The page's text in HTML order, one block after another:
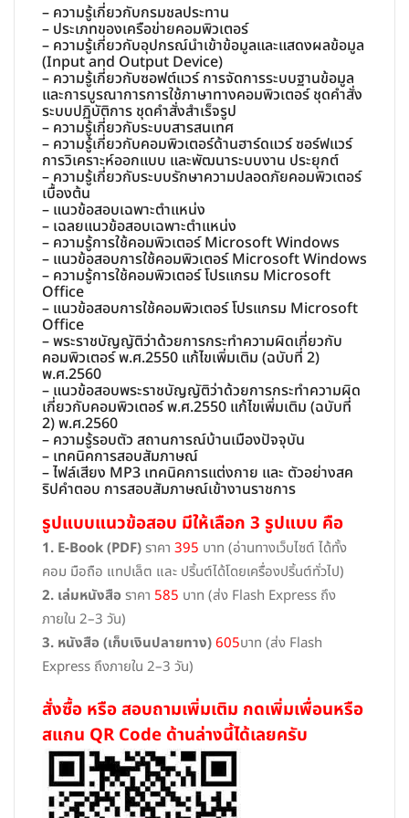
– ความรู้เกี่ยวกับกรมชลประทาน
– ประเภทของเครือข่ายคอมพิวเตอร์
– ความรู้เกี่ยวกับอุปกรณ์นำเข้าข้อมูลและแสดงผลข้อมูล
(Input and Output Device)
– ความรู้เกี่ยวกับซอฟต์แวร์ การจัดการระบบฐานข้อมูล
และการบูรณาการการใช้ภาษาทางคอมพิวเตอร์ ชุดคำสั่ง
ระบบปฏิบัติการ ชุดคำสั่งสำเร็จรูป
– ความรู้เกี่ยวกับระบบสารสนเทศ
– ความรู้เกี่ยวกับคอมพิวเตอร์ด้านฮาร์ดแวร์ ซอร์ฟแวร์
การวิเคราะห์ออกแบบ และพัฒนาระบบงาน ประยุกต์
– ความรู้เกี่ยวกับระบบรักษาความปลอดภัยคอมพิวเตอร์
เบื้องต้น
– แนวข้อสอบเฉพาะตำแหน่ง
– เฉลยแนวข้อสอบเฉพาะตำแหน่ง
– ความรู้การใช้คอมพิวเตอร์ Microsoft Windows
– แนวข้อสอบการใช้คอมพิวเตอร์ Microsoft Windows
– ความรู้การใช้คอมพิวเตอร์ โปรแกรม Microsoft
Office
– แนวข้อสอบการใช้คอมพิวเตอร์ โปรแกรม Microsoft
Office
– พระราชบัญญัติว่าด้วยการกระทำความผิดเกี่ยวกับ
คอมพิวเตอร์ พ.ศ.2550 แก้ไขเพิ่มเติม (ฉบับที่ 2)
พ.ศ.2560
– แนวข้อสอบพระราชบัญญัติว่าด้วยการกระทำความผิด
เกี่ยวกับคอมพิวเตอร์ พ.ศ.2550 แก้ไขเพิ่มเติม (ฉบับที่
2) พ.ศ.2560
– ความรู้รอบตัว สถานการณ์บ้านเมืองปัจจุบัน
– เทคนิคการสอบสัมภาษณ์
– ไฟล์เสียง MP3 เทคนิคการแต่งกาย และ ตัวอย่างสค
ริปคำตอบ การสอบสัมภาษณ์เข้างานราชการ
รูปแบบแนวข้อสอบ มีให้เลือก 3 รูปแบบ คือ
1. E-Book (PDF)ราคา 395 บาท (อ่านทางเว็บไซต์ ได้ทั้ง
คอม มือถือ แทปเล็ต และ ปริ้นต์ได้โดยเครื่องปริ้นต์ทั่วไป)
2. เล่มหนังสือราคา 585 บาท (ส่ง Flash Express ถึง
ภายใน 2–3 วัน)
3. หนังสือ (เก็บเงินปลายทาง)605บาท (ส่ง Flash
Express ถึงภายใน 2–3 วัน)
สั่งซื้อ หรือ สอบถามเพิ่มเติม กดเพิ่มเพื่อนหรือ
สแกน QR Code ด้านล่างนี้ได้เลยครับ